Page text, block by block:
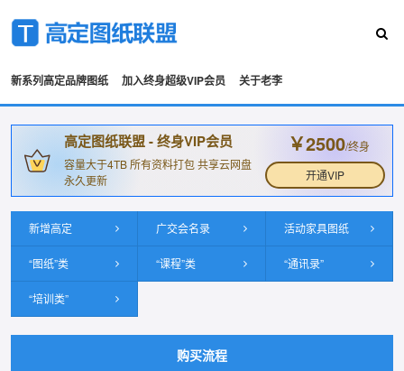
新系列高定品牌图纸 加入终身超级VIP会员 关于老李
高定图纸联盟 - 终身VIP会员
容量大于4TB 所有资料打包 共享云网盘
永久更新
￥2500/终身
开通VIP
新增高定 广交会名录 活动家具图纸
“图纸”类 “课程”类 “通讯录”
“培训类”
购买流程